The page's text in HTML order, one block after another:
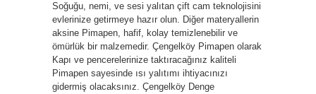
Soğuğu, nemi, ve sesi yalıtan çift cam teknolojisini
evlerinize getirmeye hazır olun. Diğer materyallerin
aksine Pimapen, hafif, kolay temizlenebilir ve
ömürlük bir malzemedir. Çengelköy Pimapen olarak
Kapı ve pencerelerinize taktıracağınız kaliteli
Pimapen sayesinde ısı yalıtımı ihtiyacınızı
gidermiş olacaksınız. Çengelköy Denge